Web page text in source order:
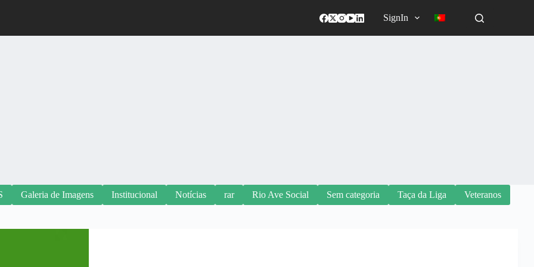
SignIn
Galeria de Imagens Institucional Notícias rar Rio Ave Social Sem categoria Taça da Liga Veteranos